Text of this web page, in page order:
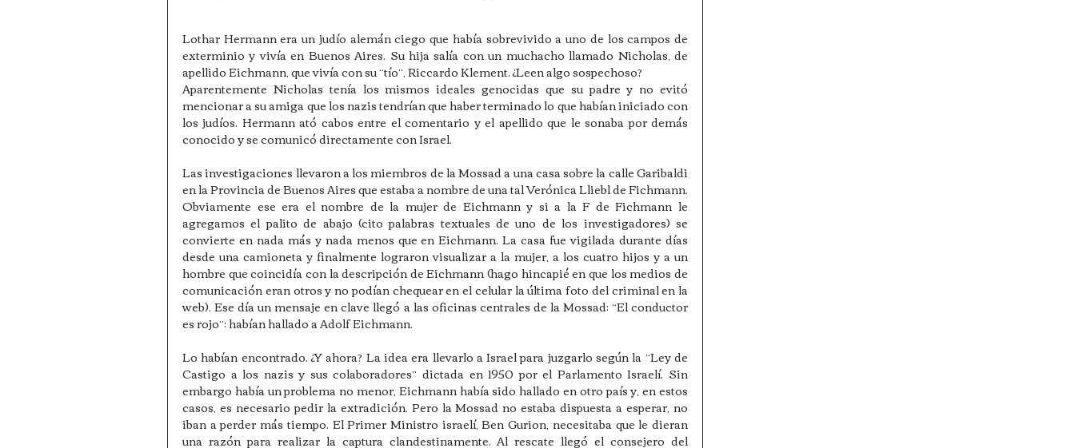
Lothar Hermann era un judío alemán ciego que había sobrevivido a uno de los campos de
exterminio y vivía en Buenos Aires. Su hija salía con un muchacho llamado Nicholas, de
apellido Eichmann, que vivía con su “tío”, Riccardo Klement. ¿Leen algo sospechoso?
Aparentemente Nicholas tenía los mismos ideales genocidas que su padre y no evitó
mencionar a su amiga que los nazis tendrían que haber terminado lo que habían iniciado con
los judíos. Hermann ató cabos entre el comentario y el apellido que le sonaba por demás
conocido y se comunicó directamente con Israel.
Las investigaciones llevaron a los miembros de la Mossad a una casa sobre la calle Garibaldi
en la Provincia de Buenos Aires que estaba a nombre de una tal Verónica Lliebl de Fichmann.
Obviamente ese era el nombre de la mujer de Eichmann y si a la F de Fichmann le
agregamos el palito de abajo (cito palabras textuales de uno de los investigadores) se
convierte en nada más y nada menos que en Eichmann. La casa fue vigilada durante días
desde una camioneta y finalmente lograron visualizar a la mujer, a los cuatro hijos y a un
hombre que coincidía con la descripción de Eichmann (hago hincapié en que los medios de
comunicación eran otros y no podían chequear en el celular la última foto del criminal en la
web). Ese día un mensaje en clave llegó a las oficinas centrales de la Mossad: “El conductor
es rojo”: habían hallado a Adolf Eichmann.
Lo habían encontrado. ¿Y ahora? La idea era llevarlo a Israel para juzgarlo según la “Ley de
Castigo a los nazis y sus colaboradores” dictada en 1950 por el Parlamento Israelí. Sin
embargo había un problema no menor, Eichmann había sido hallado en otro país y, en estos
casos, es necesario pedir la extradición. Pero la Mossad no estaba dispuesta a esperar, no
iban a perder más tiempo. El Primer Ministro israelí, Ben Gurion, necesitaba que le dieran
una razón para realizar la captura clandestinamente. Al rescate llegó el consejero del